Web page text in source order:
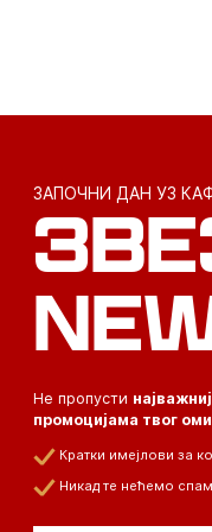
ЗАПОЧНИ ДАН УЗ
Не пропусти
промоцијама твог
Кратки имејлови за
Никад те нећемо